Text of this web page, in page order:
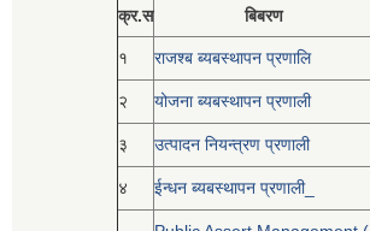
क्र.स बिबरण
१ राजश्ब ब्यबस्थापन प्रणालि
२ योजना ब्यबस्थापन प्रणाली
३ उत्पादन नियन्त्रण प्रणाली
४ ईन्धन ब्यबस्थापन प्रणाली_